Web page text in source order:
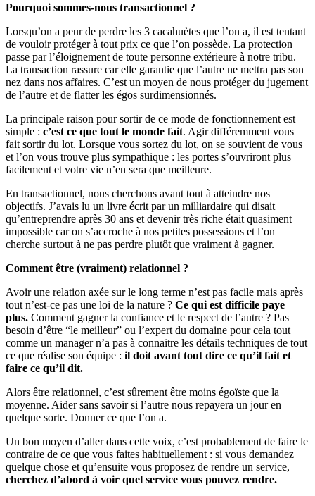
Pourquoi sommes-nous transactionnel ?
Lorsqu’on a peur de perdre les 3 cacahuètes que l’on a, il est tentant
de vouloir protéger à tout prix ce que l’on possède. La protection
passe par l’éloignement de toute personne extérieure à notre tribu.
La transaction rassure car elle garantie que l’autre ne mettra pas son
nez dans nos affaires. C’est un moyen de nous protéger du jugement
de l’autre et de flatter les égos surdimensionnés.
La principale raison pour sortir de ce mode de fonctionnement est
simple : c’est ce que tout le monde fait. Agir différemment vous
fait sortir du lot. Lorsque vous sortez du lot, on se souvient de vous
et l’on vous trouve plus sympathique : les portes s’ouvriront plus
facilement et votre vie n’en sera que meilleure.
En transactionnel, nous cherchons avant tout à atteindre nos
objectifs. J’avais lu un livre écrit par un milliardaire qui disait
qu’entreprendre après 30 ans et devenir très riche était quasiment
impossible car on s’accroche à nos petites possessions et l’on
cherche surtout à ne pas perdre plutôt que vraiment à gagner.
Comment être (vraiment) relationnel ?
Avoir une relation axée sur le long terme n’est pas facile mais après
tout n’est-ce pas une loi de la nature ? Ce qui est difficile paye
plus. Comment gagner la confiance et le respect de l’autre ? Pas
besoin d’être “le meilleur” ou l’expert du domaine pour cela tout
comme un manager n’a pas à connaitre les détails techniques de tout
ce que réalise son équipe : il doit avant tout dire ce qu’il fait et
faire ce qu’il dit.
Alors être relationnel, c’est sûrement être moins égoïste que la
moyenne. Aider sans savoir si l’autre nous repayera un jour en
quelque sorte. Donner ce que l’on a.
Un bon moyen d’aller dans cette voix, c’est probablement de faire le
contraire de ce que vous faites habituellement : si vous demandez
quelque chose et qu’ensuite vous proposez de rendre un service,
cherchez d’abord à voir quel service vous pouvez rendre.